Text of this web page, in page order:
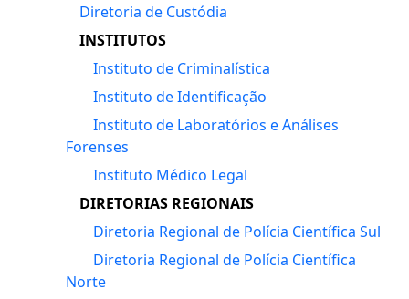
Diretoria de Custódia
INSTITUTOS
Instituto de Criminalística
Instituto de Identificação
Instituto de Laboratórios e Análises
Forenses
Instituto Médico Legal
DIRETORIAS REGIONAIS
Diretoria Regional de Polícia Científica Sul
Diretoria Regional de Polícia Científica
Norte